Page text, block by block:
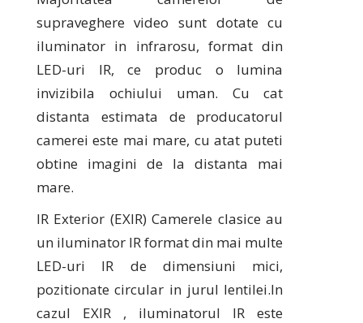
supraveghere video sunt dotate cu
iluminator in infrarosu, format din
LED-uri IR, ce produc o lumina
invizibila ochiului uman. Cu cat
distanta estimata de producatorul
camerei este mai mare, cu atat puteti
obtine imagini de la distanta mai
mare.
IR Exterior (EXIR) Camerele clasice au
un iluminator IR format din mai multe
LED-uri IR de dimensiuni mici,
pozitionate circular in jurul lentilei.In
cazul EXIR , iluminatorul IR este